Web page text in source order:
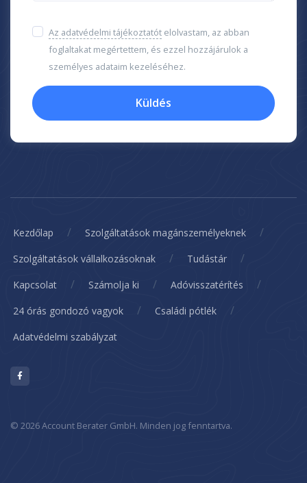
Az adatvédelmi tájékoztatót elolvastam, az abban
foglaltakat megértettem, és ezzel hozzájárulok a
személyes adataim kezeléséhez.
Küldés
Kezdőlap / Szolgáltatások magánszemélyeknek /
Szolgáltatások vállalkozásoknak / Tudástár /
Kapcsolat / Számolja ki / Adóvisszatérítés /
24 órás gondozó vagyok / Családi pótlék /
Adatvédelmi szabályzat
© 2026 Account Berater GmbH. Minden jog fenntartva.